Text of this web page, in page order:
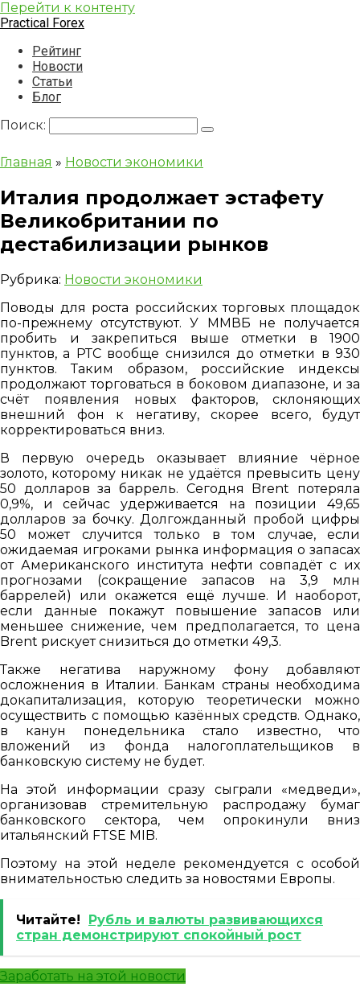
Перейти к контенту
Practical Forex
Рейтинг
Новости
Статьи
Блог
Поиск:
Главная » Новости экономики
Италия продолжает эстафету
Великобритании по
дестабилизации рынков
Рубрика: Новости экономики
Поводы для роста российских торговых площадок
по-прежнему отсутствуют. У ММВБ не получается
пробить и закрепиться выше отметки в 1900
пунктов, а РТС вообще снизился до отметки в 930
пунктов. Таким образом, российские индексы
продолжают торговаться в боковом диапазоне, и за
счёт появления новых факторов, склоняющих
внешний фон к негативу, скорее всего, будут
корректироваться вниз.
В первую очередь оказывает влияние чёрное
золото, которому никак не удаётся превысить цену
50 долларов за баррель. Сегодня Brent потеряла
0,9%, и сейчас удерживается на позиции 49,65
долларов за бочку. Долгожданный пробой цифры
50 может случится только в том случае, если
ожидаемая игроками рынка информация о запасах
от Американского института нефти совпадёт с их
прогнозами (сокращение запасов на 3,9 млн
баррелей) или окажется ещё лучше. И наоборот,
если данные покажут повышение запасов или
меньшее снижение, чем предполагается, то цена
Brent рискует снизиться до отметки 49,3.
Также негатива наружному фону добавляют
осложнения в Италии. Банкам страны необходима
докапитализация, которую теоретически можно
осуществить с помощью казённых средств. Однако,
в канун понедельника стало известно, что
вложений из фонда налогоплательщиков в
банковскую систему не будет.
На этой информации сразу сыграли «медведи»,
организовав стремительную распродажу бумаг
банковского сектора, чем опрокинули вниз
итальянский FTSE MIB.
Поэтому на этой неделе рекомендуется с особой
внимательностью следить за новостями Европы.
Читайте!
Рубль и валюты развивающихся
стран демонстрируют спокойный рост
Заработать на этой новости